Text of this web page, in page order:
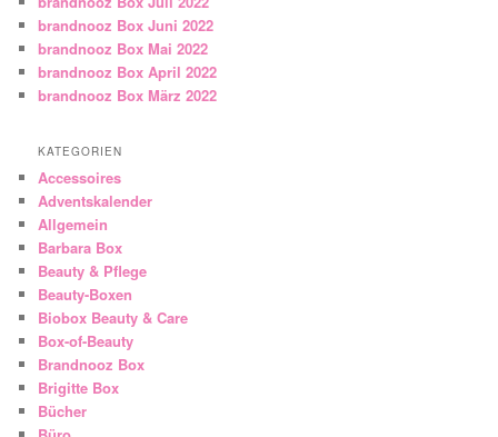
brandnooz Box Juni 2022
brandnooz Box Mai 2022
brandnooz Box April 2022
brandnooz Box März 2022
KATEGORIEN
Accessoires
Adventskalender
Allgemein
Barbara Box
Beauty & Pflege
Beauty-Boxen
Biobox Beauty & Care
Box-of-Beauty
Brandnooz Box
Brigitte Box
Bücher